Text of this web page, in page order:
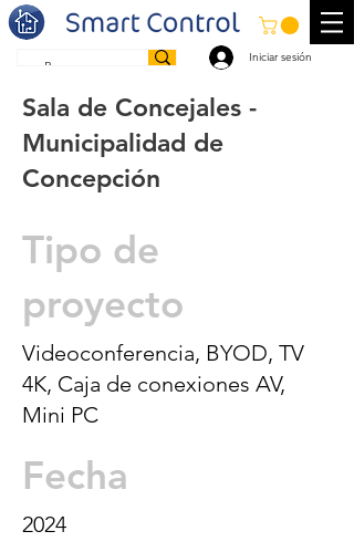
Iniciar sesión
Sala de Concejales -
Municipalidad de
Concepción
Tipo de
proyecto
Videoconferencia, BYOD, TV
4K, Caja de conexiones AV,
Mini PC
Fecha
2024